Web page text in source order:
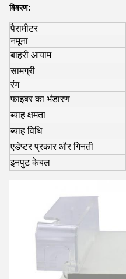
विवरण:
पैरामीटर
नमूना
बाहरी आयाम
सामग्री
रंग
फाइबर का भंडारण
ब्याह क्षमता
ब्याह विधि
एडेप्टर प्रकार और गिनती
इनपुट केबल